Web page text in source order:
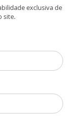
exclusiva de
site.